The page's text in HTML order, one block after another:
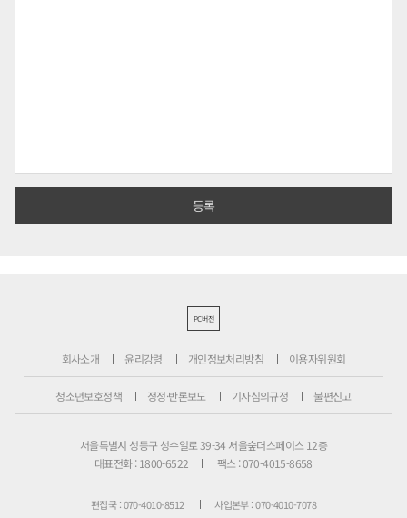
PC버전
회사소개 윤리강령 개인정보처리방침 이용자위원회
청소년보호정책 정정·반론보도 기사심의규정 불편신고
서울특별시 성동구 성수일로 39-34 서울숲더스페이스 12층
대표전화 : 1800-6522
팩스 : 070-4015-8658
편집국 : 070-4010-8512
사업본부 : 070-4010-7078